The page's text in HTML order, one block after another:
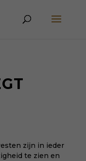
zijn in ieder
te zien en